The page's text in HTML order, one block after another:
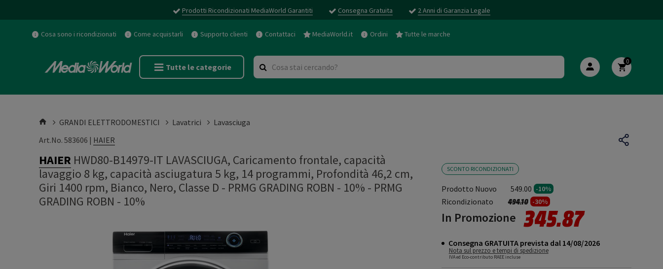
Prodotti Ricondizionati MediaWorld Garantiti Consegna Gratuita 2 Anni di Garanzia Legale
Cosa sono i ricondizionati Come acquistarli Supporto clienti Contattaci MediaWorld.it Ordini Tutte le marche
Tutte le categorie
0
GRANDI ELETTRODOMESTICI Lavatrici
Lavasciuga
Art.No. 583606 | HAIER
HAIER HWD80-B14979-IT LAVASCIUGA, Caricamento frontale, capacità
lavaggio 8 kg, capacità asciugatura 5 kg, 14 programmi, Profondità 46,2 cm,
Giri 1400 rpm, Bianco, Nero, Classe D - PRMG GRADING ROBN - 10% - PRMG
GRADING ROBN - 10%
SCONTO RICONDIZIONATI
Prodotto Nuovo 549.00 -10%
Ricondizionato Prezzo ridotto da
494.10a-30%
In Promozione 345.87
Consegna GRATUITA prevista dal 14/08/2026
Nota sul prezzo e tempi di spedizione
IVA ed Eco-contributo RAEE incluse